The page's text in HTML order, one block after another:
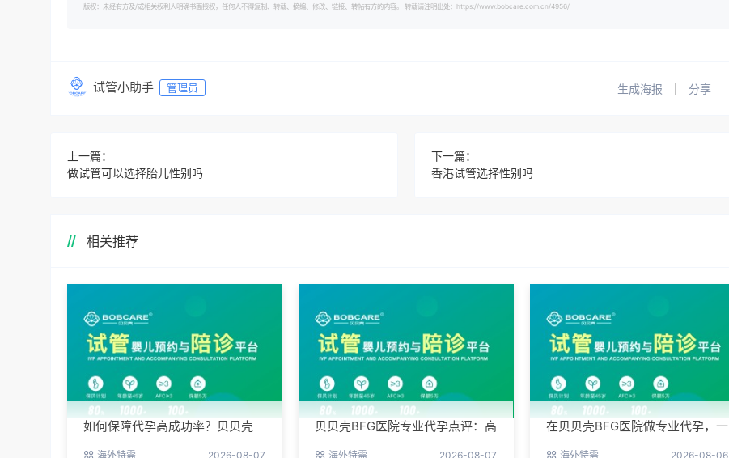
版权：未经有方及/或相关权利人明确书面授权，任何人不得复制、转载、摘编、修改、链接、转帖有方的内容。 转载请注明出处：https://www.bobcare.com.cn/4956/
试管小助手 管理员 生成海报 分享
上一篇：
做试管可以选择胎儿性别吗
下一篇：
香港试管选择性别吗
相关推荐
如何保障代孕高成功率？贝贝壳
海外特需 2026-08-07
贝贝壳BFG医院专业代孕点评：高
海外特需 2026-08-07
在贝贝壳BFG医院做专业代孕，一
海外特需 2026-08-06